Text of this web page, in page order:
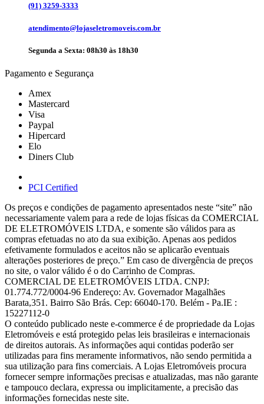
(91) 3259-3333
atendimento@lojaseletromoveis.com.br
Segunda a Sexta: 08h30 às 18h30
Pagamento e Segurança
Amex
Mastercard
Visa
Paypal
Hipercard
Elo
Diners Club
PCI Certified
Os preços e condições de pagamento apresentados neste “site” não
necessariamente valem para a rede de lojas físicas da COMERCIAL
DE ELETROMÓVEIS LTDA, e somente são válidos para as
compras efetuadas no ato da sua exibição. Apenas aos pedidos
efetivamente formulados e aceitos não se aplicarão eventuais
alterações posteriores de preço.” Em caso de divergência de preços
no site, o valor válido é o do Carrinho de Compras.
COMERCIAL DE ELETROMÓVEIS LTDA. CNPJ:
01.774.772/0004-96 Endereço: Av. Governador Magalhães
Barata,351. Bairro São Brás. Cep: 66040-170. Belém - Pa.IE :
15227112-0
O conteúdo publicado neste e-commerce é de propriedade da Lojas
Eletromóveis e está protegido pelas leis brasileiras e internacionais
de direitos autorais. As informações aqui contidas poderão ser
utilizadas para fins meramente informativos, não sendo permitida a
sua utilização para fins comerciais. A Lojas Eletromóveis procura
fornecer sempre informações precisas e atualizadas, mas não garante
e tampouco declara, expressa ou implicitamente, a precisão das
informações fornecidas neste site.